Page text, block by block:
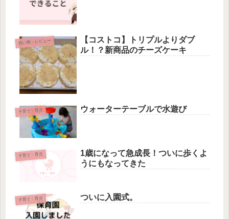
買い物・レビュー
【コストコ】トリプルよりダブ
ル！？新商品のチーズケーキ
子育て・育児 ウォーターテーブルで水遊び
子育て・育児
1歳になって急成長！ついに歩くよ
うにもなってきた
子育て・育児 ついに入園式。